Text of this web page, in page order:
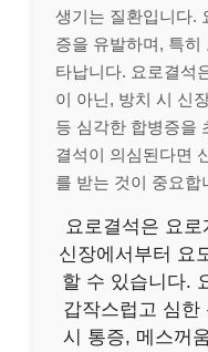
생기는 질환입니다.
증을 유발하며, 특
타납니다. 요로결석
이 아닌, 방치 시 신
등 심각한 합병증을
결석이 의심된다면
를 받는 것이 중요합
요로결석은 요
신장에서부터 요
할 수 있습니다.
갑작스럽고 심한
시 통증, 메스꺼